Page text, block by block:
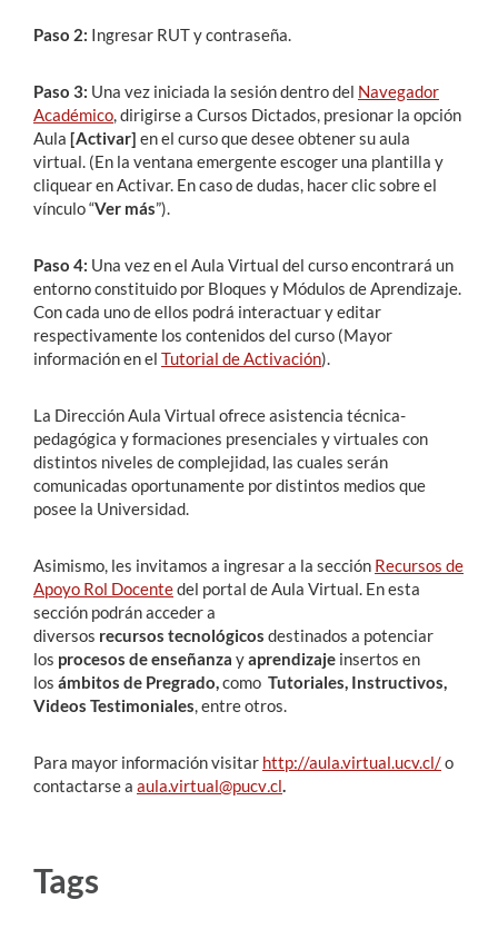
Paso 2: Ingresar RUT y contraseña.
Paso 3: Una vez iniciada la sesión dentro del Navegador
Académico, dirigirse a Cursos Dictados, presionar la opción
Aula [Activar] en el curso que desee obtener su aula
virtual. (En la ventana emergente escoger una plantilla y
cliquear en Activar. En caso de dudas, hacer clic sobre el
vínculo “Ver más”).
Paso 4: Una vez en el Aula Virtual del curso encontrará un
entorno constituido por Bloques y Módulos de Aprendizaje.
Con cada uno de ellos podrá interactuar y editar
respectivamente los contenidos del curso (Mayor
información en el Tutorial de Activación).
La Dirección Aula Virtual ofrece asistencia técnica-
pedagógica y formaciones presenciales y virtuales con
distintos niveles de complejidad, las cuales serán
comunicadas oportunamente por distintos medios que
posee la Universidad.
Asimismo, les invitamos a ingresar a la sección Recursos de
Apoyo Rol Docentedel portal de Aula Virtual. En esta
sección podrán acceder a
diversos recursos tecnológicos destinados a potenciar
los procesos deenseñanza yaprendizaje insertos en
los ámbitos de Pregrado,como Tutoriales, Instructivos,
Videos Testimoniales, entre otros.
Para mayor información visitar http://aula.virtual.ucv.cl/o
contactarse a aula.virtual@pucv.cl.
Tags